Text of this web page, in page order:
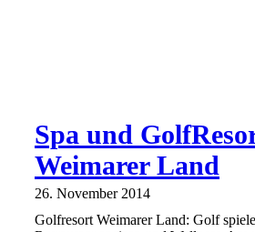
Spa und
Weimarer Land
26. November 2014
Golfresort Weimarer Land: Golf